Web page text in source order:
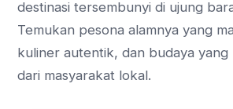
destinasi tersembunyi di ujung
Temukan pesona alamnya yang
kuliner autentik, dan budaya
dari masyarakat lokal.